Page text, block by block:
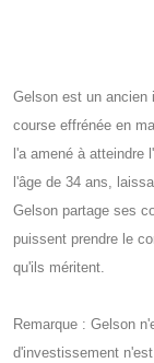
Gelson est un ancien
course effrénée en
l'a amené à atteindre
l'âge de 34 ans,
Gelson partage ses
puissent prendre le
qu'ils méritent.
Remarque : Gelson
d'investissement